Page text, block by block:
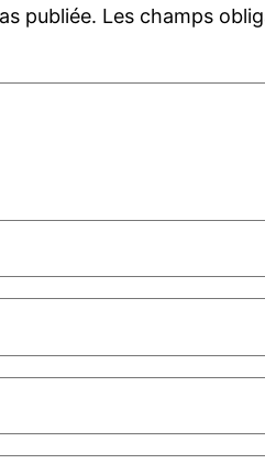
publiée. Les champs